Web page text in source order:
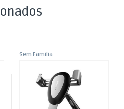
Sem Familia
Ventosa – Prata